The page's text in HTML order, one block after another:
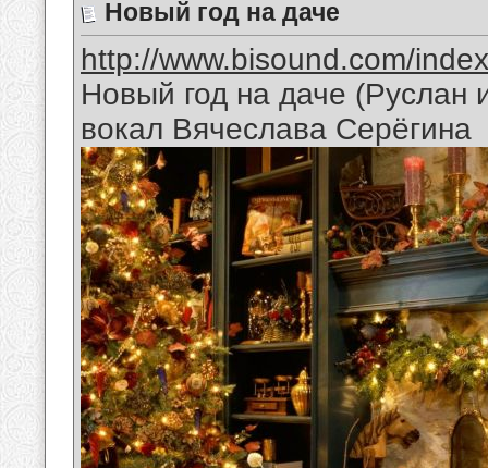
Новый год на даче
http://www.bisound.com/
Новый год на даче
вокал Вячеслава Серёгина